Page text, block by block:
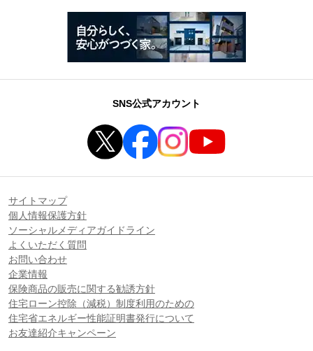
SNS公式アカウント
サイトマップ
個人情報保護方針
ソーシャルメディアガイドライン
よくいただく質問
お問い合わせ
企業情報
保険商品の販売に関する勧誘方針
住宅ローン控除（減税）制度利用のための
住宅省エネルギー性能証明書発行について
お友達紹介キャンペーン